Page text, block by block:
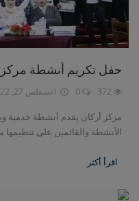
حفل تكريم أنشطة مركز
اغسطس 27, 2022
مركز أركان يقدم أنشطة خدمية
الأنشطة والقائمين علي تنظيمها
اقرأ أكثر